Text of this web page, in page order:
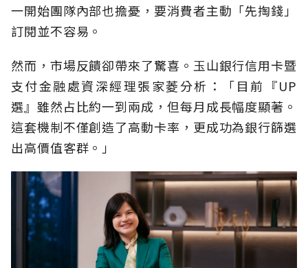
一開始團隊內部也擔憂，要消費者主動「先掏錢」
訂閱並不容易。
然而，市場反饋卻帶來了驚喜。玉山銀行信用卡暨
支付金融處資深經理張家菱分析：「目前『UP
選』雖然占比約一到兩成，但每月成長幅度顯著。
這套機制不僅創造了高動卡率，更成功為銀行篩選
出高價值客群。」